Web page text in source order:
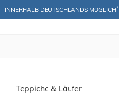
INNERHALB DEUTSCHLANDS MÖGLICH
Teppiche & Läufer